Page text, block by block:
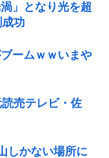
」となり光を超
功
ームｗｗいまや
読売テレビ・佐
しかない場所に